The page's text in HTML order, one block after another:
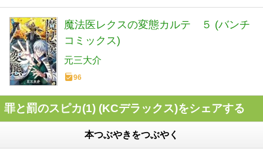
魔法医レクスの変態カルテ ５ (バンチ
コミックス)
元三大介
96
罪と罰のスピカ(1) (KCデラックス)をシェアする
本つぶやきをつぶやく